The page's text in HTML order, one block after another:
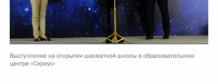
Выступление на открытии шахматной школы в образовательном
центре «Сириус»